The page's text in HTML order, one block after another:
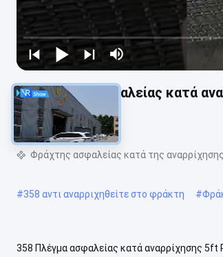
358 Πλέγμα ασφαλείας κατά
φράχτη
Φράχτης ασφαλείας κατά της αναρρίχησης
#358 αντι αναρριχηθείτε στο φράκτη #
358 Πλέγμα ασφαλείας κατά αναρρίχησης 5ft